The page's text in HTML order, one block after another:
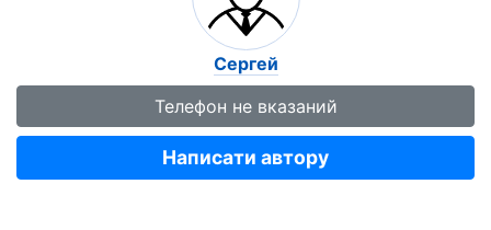
Сергей
Телефон не вказаний
Написати автору